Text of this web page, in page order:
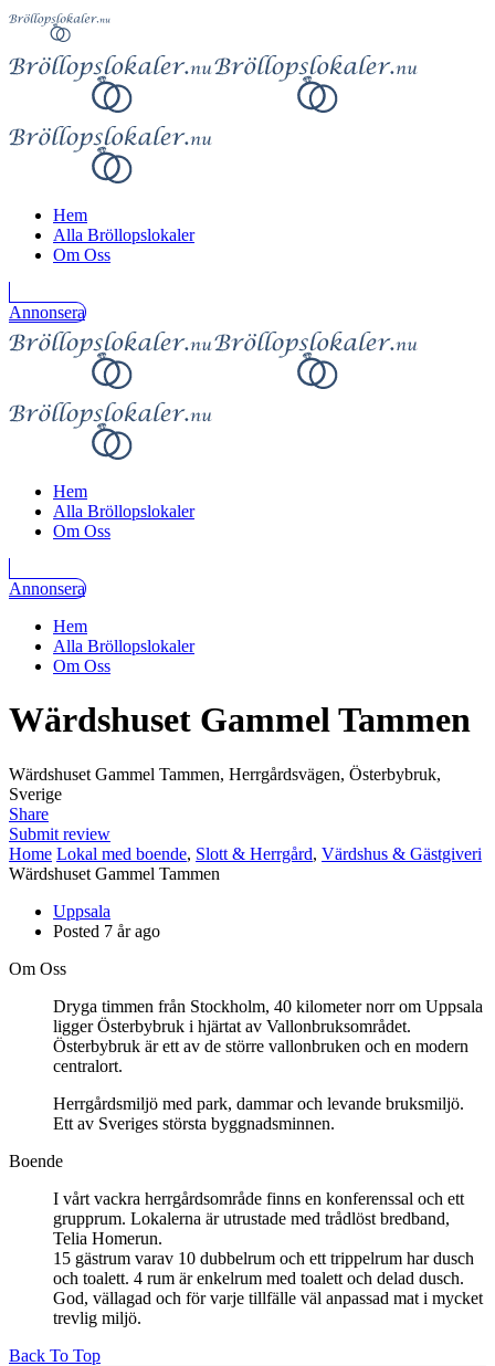
Hem
Alla Bröllopslokaler
Om Oss
Annonsera
Hem
Alla Bröllopslokaler
Om Oss
Annonsera
Hem
Alla Bröllopslokaler
Om Oss
Wärdshuset Gammel Tammen
Wärdshuset Gammel Tammen, Herrgårdsvägen, Österbybruk,
Sverige
Share
Submit review
Home Lokal med boende, Slott & Herrgård, Värdshus & Gästgiveri
Wärdshuset Gammel Tammen
Uppsala
Posted 7 år ago
Om Oss
Dryga timmen från Stockholm, 40 kilometer norr om Uppsala
ligger Österbybruk i hjärtat av Vallonbruksområdet.
Österbybruk är ett av de större vallonbruken och en modern
centralort.
Herrgårdsmiljö med park, dammar och levande bruksmiljö.
Ett av Sveriges största byggnadsminnen.
Boende
I vårt vackra herrgårdsområde finns en konferenssal och ett
grupprum. Lokalerna är utrustade med trådlöst bredband,
Telia Homerun.
15 gästrum varav 10 dubbelrum och ett trippelrum har dusch
och toalett. 4 rum är enkelrum med toalett och delad dusch.
God, vällagad och för varje tillfälle väl anpassad mat i mycket
trevlig miljö.
Back To Top